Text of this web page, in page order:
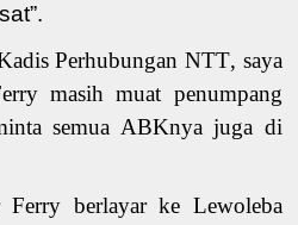
”.
Perhubungan NTT, saya
masih muat penumpang
semua ABKnya juga di
Ferry berlayar ke Lewoleba